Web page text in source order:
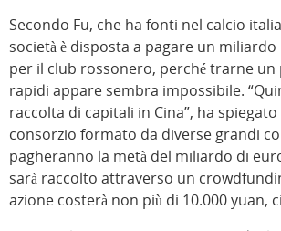
Secondo Fu, che ha fonti nel calcio
società è disposta a pagare un
per il club rossonero, perché trarne
rapidi appare sembra impossibile.
raccolta di capitali in Cina”, ha spiegato
consorzio formato da diverse grandi
pagheranno la metà del miliardo di
sarà raccolto attraverso un
azione costerà non più di 10.000 yuan,